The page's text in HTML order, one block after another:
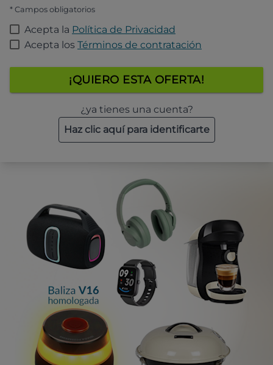
* Campos obligatorios
Acepta la Política de Privacidad
Acepta los Términos de contratación
¡QUIERO ESTA OFERTA!
¿ya tienes una cuenta?
Haz clic aquí para identificarte